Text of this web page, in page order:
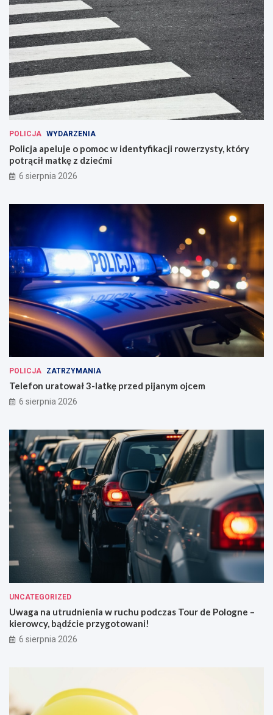
POLICJA WYDARZENIA
Policja apeluje o pomoc w identyfikacji rowerzysty, który
potrącił matkę z dziećmi
6 sierpnia 2026
POLICJA ZATRZYMANIA
Telefon uratował 3-latkę przed pijanym ojcem
6 sierpnia 2026
UNCATEGORIZED
Uwaga na utrudnienia w ruchu podczas Tour de Pologne –
kierowcy, bądźcie przygotowani!
6 sierpnia 2026